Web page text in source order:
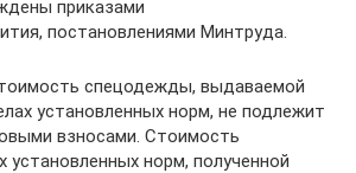
приказами
постановлениями Минтруда.
спецодежды, выдаваемой
установленных норм, не подлежит
взносами. Стоимость
норм, полученной